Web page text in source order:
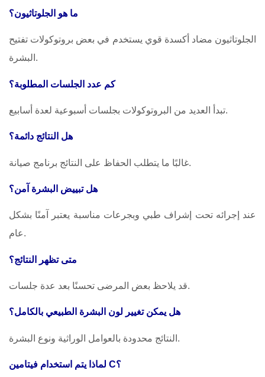
ما هو الجلوتاثيون؟
الجلوتاثيون مضاد أكسدة قوي يستخدم في بعض بروتوكولات تفتيح
البشرة.
كم عدد الجلسات المطلوبة؟
تبدأ العديد من البروتوكولات بجلسات أسبوعية لعدة أسابيع.
هل النتائج دائمة؟
غالبًا ما يتطلب الحفاظ على النتائج برنامج صيانة.
هل تبييض البشرة آمن؟
عند إجرائه تحت إشراف طبي وبجرعات مناسبة يعتبر آمنًا بشكل
عام.
متى تظهر النتائج؟
قد يلاحظ بعض المرضى تحسنًا بعد عدة جلسات.
هل يمكن تغيير لون البشرة الطبيعي بالكامل؟
النتائج محدودة بالعوامل الوراثية ونوع البشرة.
لماذا يتم استخدام فيتامين C؟